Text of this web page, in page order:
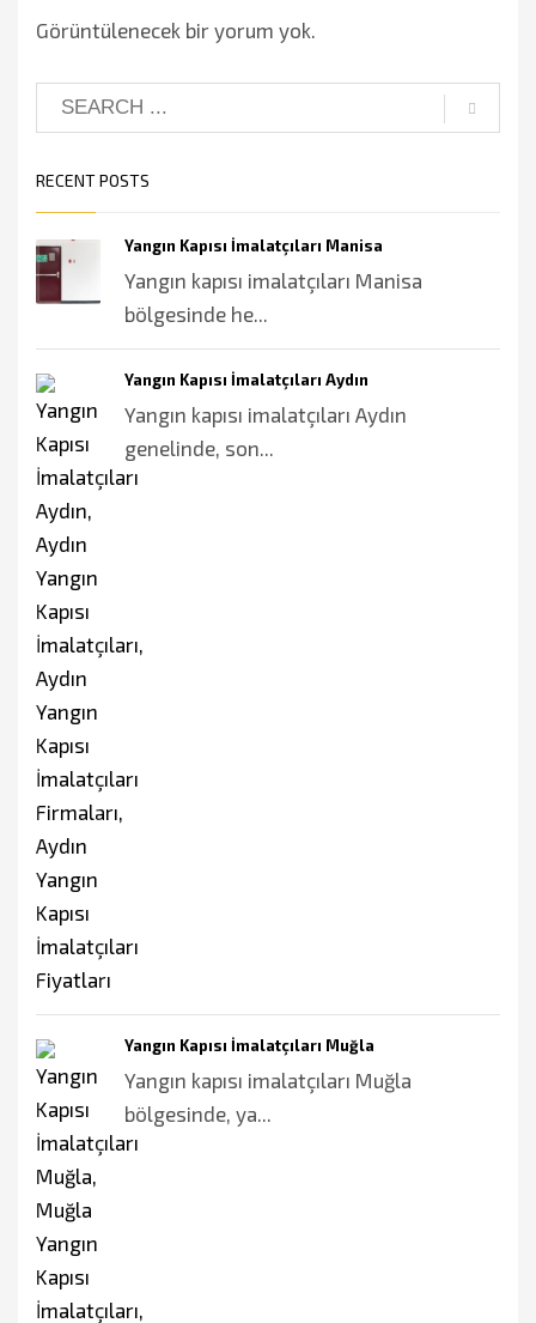
Görüntülenecek bir yorum yok.
RECENT POSTS
Yangın Kapısı İmalatçıları Manisa
Yangın kapısı imalatçıları Manisa
bölgesinde he...
Yangın Kapısı İmalatçıları Aydın
Yangın kapısı imalatçıları Aydın
genelinde, son...
Yangın Kapısı İmalatçıları Muğla
Yangın kapısı imalatçıları Muğla
bölgesinde, ya...